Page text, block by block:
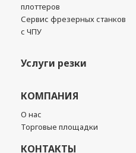
плоттеров
Сервис фрезерных станков
с ЧПУ
Услуги резки
КОМПАНИЯ
О нас
Торговые площадки
КОНТАКТЫ